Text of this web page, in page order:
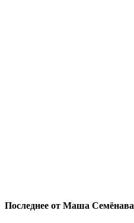
Последнее от Маша Семёнава